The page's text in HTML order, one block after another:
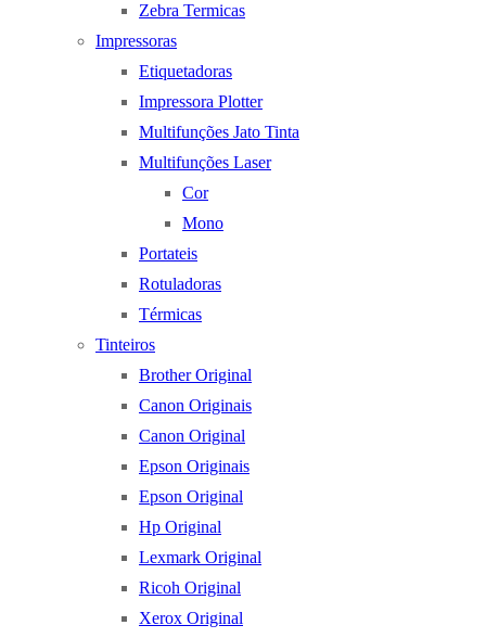
Zebra Termicas
Impressoras
Etiquetadoras
Impressora Plotter
Multifunções Jato Tinta
Multifunções Laser
Cor
Mono
Portateis
Rotuladoras
Térmicas
Tinteiros
Brother Original
Canon Originais
Canon Original
Epson Originais
Epson Original
Hp Original
Lexmark Original
Ricoh Original
Xerox Original